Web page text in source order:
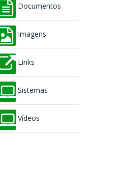
Documentos
Imagens
Links
Sistemas
Vídeos